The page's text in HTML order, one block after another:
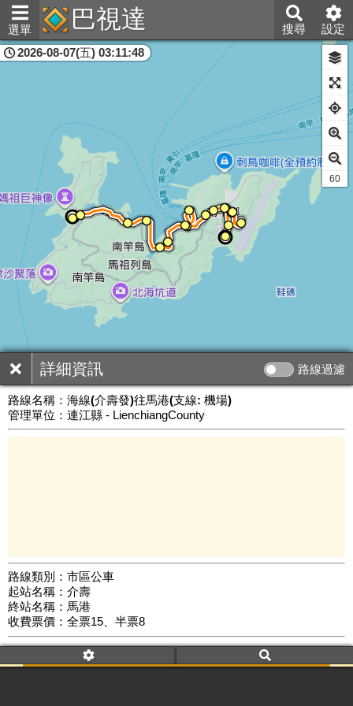
選單 巴視達 搜尋 設定
詳細資訊 路線過濾
路線名稱： 海線(介壽發)往馬港(支線: 機場)
管理單位：連江縣 - LienchiangCounty
路線類別：市區公車
起站名稱：介壽
終站名稱：馬港
收費票價：全票15、半票8
附屬名稱：海線(介壽發)往馬港(支線: 機場)
去返程：返程
連江縣
2026-08-07(五) 03:11:48
公車數量: 累計552、上線257
60